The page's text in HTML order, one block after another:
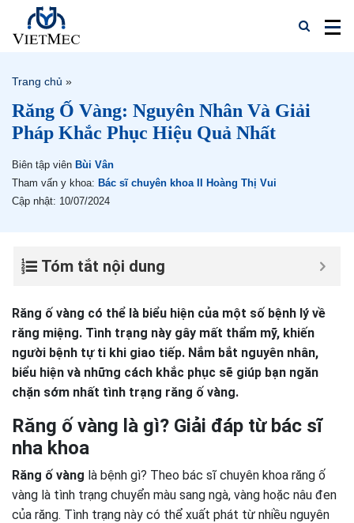
Trang chủ »
Răng Ố Vàng: Nguyên Nhân Và Giải
Pháp Khắc Phục Hiệu Quả Nhất
Biên tập viên Bùi Vân
Tham vấn y khoa: Bác sĩ chuyên khoa II Hoàng Thị Vui
Cập nhật: 10/07/2024
Tóm tắt nội dung
Răng ố vàng có thể là biểu hiện của một số bệnh lý về
răng miệng. Tình trạng này gây mất thẩm mỹ, khiến
người bệnh tự ti khi giao tiếp. Nắm bắt nguyên nhân,
biểu hiện và những cách khắc phục sẽ giúp bạn ngăn
chặn sớm nhất tình trạng răng ố vàng.
Răng ố vàng là gì? Giải đáp từ bác sĩ
nha khoa
Răng ố vàng là bệnh gì? Theo bác sĩ chuyên khoa răng ố
vàng là tình trạng chuyển màu sang ngà, vàng hoặc nâu đen
của răng. Tình trạng này có thể xuất phát từ nhiều nguyên